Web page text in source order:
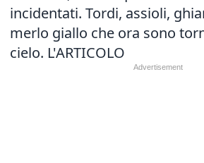
incidentati. Tordi, assioli,
merlo giallo che ora sono
cielo. L'ARTICOLO